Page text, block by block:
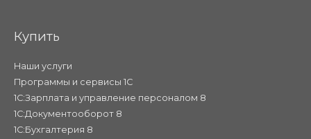
Купить
Наши услуги
Программы и сервисы 1С
1С:Зарплата и управление персоналом 8
1С:Документооборот 8
1С:Бухгалтерия 8